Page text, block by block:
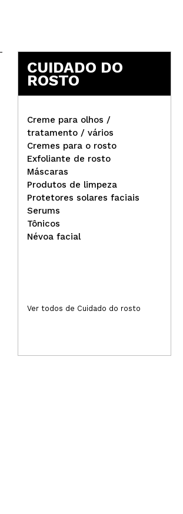
IDC Institute - Sabonete
facial em barra - Detox de
argila rosa
2,75€
CUIDADO DO
ROSTO
Creme para olhos /
tratamento / vários
Cremes para o rosto
Exfoliante de rosto
Máscaras
Produtos de limpeza
Protetores solares faciais
Serums
Tônicos
Névoa facial
Ver todos de Cuidado do rosto